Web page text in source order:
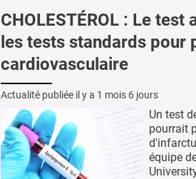
CHOLESTÉROL : Le test
les tests standards pour
cardiovasculaire
Actualité publiée il y a 1 mois 6 jours
Un test
pourrait
équipe